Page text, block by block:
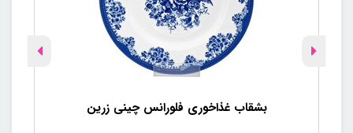
بشقاب غذاخوری فلورانس چینی زرین